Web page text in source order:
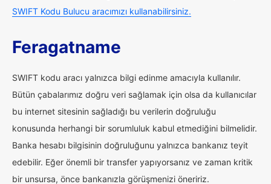
SWIFT Kodu Bulucu aracımızı kullanabilirsiniz.
Feragatname
SWIFT kodu aracı yalnızca bilgi edinme amacıyla kullanılır.
Bütün çabalarımız doğru veri sağlamak için olsa da kullanıcılar
bu internet sitesinin sağladığı bu verilerin doğruluğu
konusunda herhangi bir sorumluluk kabul etmediğini bilmelidir.
Banka hesabı bilgisinin doğruluğunu yalnızca bankanız teyit
edebilir. Eğer önemli bir transfer yapıyorsanız ve zaman kritik
bir unsursa, önce bankanızla görüşmenizi öneririz.